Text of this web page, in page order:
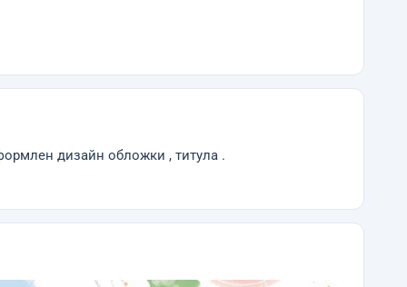
дизайн обложки , титула .